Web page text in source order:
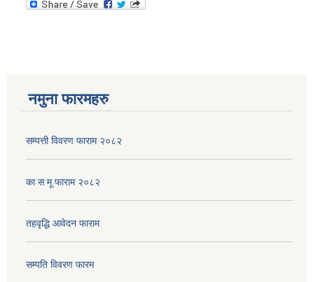
नमुना फारमहरु
सम्पत्ती विवरण फाराम २०८२
का स मू फाराम २०८२
तहवृद्धि आवेदन फाराम
सम्पति विवरण फारम